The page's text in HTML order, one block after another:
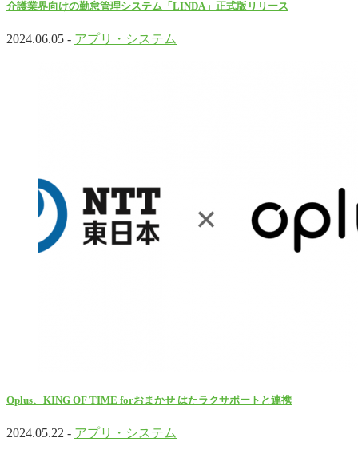
介護業界向けの勤怠管理システム「LINDA」正式版リリース
2024.06.05 - アプリ・システム
Oplus、KING OF TIME forおまかせ はたラクサポートと連携
2024.05.22 - アプリ・システム